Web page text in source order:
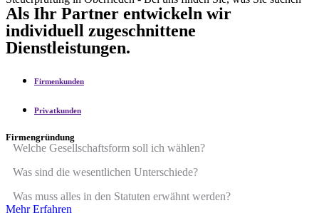
Als Ihr Partner entwickeln wir
individuell zugeschnittene
Dienstleistungen.
Firmenkunden
Privatkunden
Firmengründung
Welche Gesellschaftsform soll ich wählen?
Was sind die wesentlichen Unterschiede?
Was muss alles in den Statuten erwähnt werden?
Mehr Erfahren